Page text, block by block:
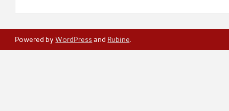
Powered byWordPressand Rubine